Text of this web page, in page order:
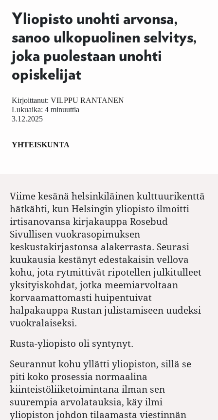
Yliopisto unohti arvonsa,
sanoo ulkopuolinen selvitys,
joka puolestaan unohti
opiskelijat
3.12.2025
Kirjoittanut: VILPPU RANTANEN
Lukuaika: 4 minuuttia
YHTEISKUNTA
Viime kesänä helsinkiläinen kulttuurikenttä
hätkähti, kun Helsingin yliopisto ilmoitti
irtisanovansa kirjakauppa Rosebud
Sivullisen vuokrasopimuksen
keskustakirjastonsa alakerrasta. Seurasi
kuukausia kestänyt edestakaisin vellova
kohu, jota rytmittivät ripotellen julkitulleet
yksityiskohdat, jotka meemiarvoltaan
korvaamattomasti huipentuivat
halpakauppa Rustan julistamiseen uudeksi
vuokralaiseksi.
Rusta-yliopisto oli syntynyt.
Seurannut kohu yllätti yliopiston, sillä se
piti koko prosessia normaalina
kiinteistöliiketoimintana ilman sen
suurempia arvolatauksia, käy ilmi
yliopiston johdon tilaamasta viestinnän